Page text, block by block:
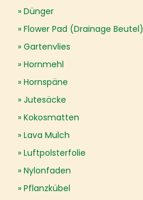
Dünger
Flower Pad (Drainage Beutel)
Gartenvlies
Hornmehl
Hornspäne
Jutesäcke
Kokosmatten
Lava Mulch
Luftpolsterfolie
Nylonfaden
Pflanzkübel